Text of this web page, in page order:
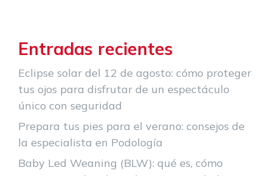
Entradas recientes
Eclipse solar del 12 de agosto: cómo proteger
tus ojos para disfrutar de un espectáculo
único con seguridad
Prepara tus pies para el verano: consejos de
la especialista en Podología
Baby Led Weaning (BLW): qué es, cómo